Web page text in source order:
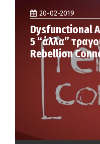
20-02-2019
Dysfunctional
5 “άλλα”
Rebellion